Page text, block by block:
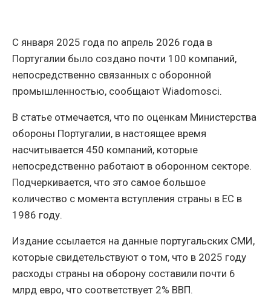
С января 2025 года по апрель 2026 года в
Португалии было создано почти 100 компаний,
непосредственно связанных с оборонной
промышленностью, сообщают Wiadomosci.
В статье отмечается, что по оценкам Министерства
обороны Португалии, в настоящее время
насчитывается 450 компаний, которые
непосредственно работают в оборонном секторе.
Подчеркивается, что это самое большое
количество с момента вступления страны в ЕС в
1986 году.
Издание ссылается на данные португальских СМИ,
которые свидетельствуют о том, что в 2025 году
расходы страны на оборону составили почти 6
млрд евро, что соответствует 2% ВВП.